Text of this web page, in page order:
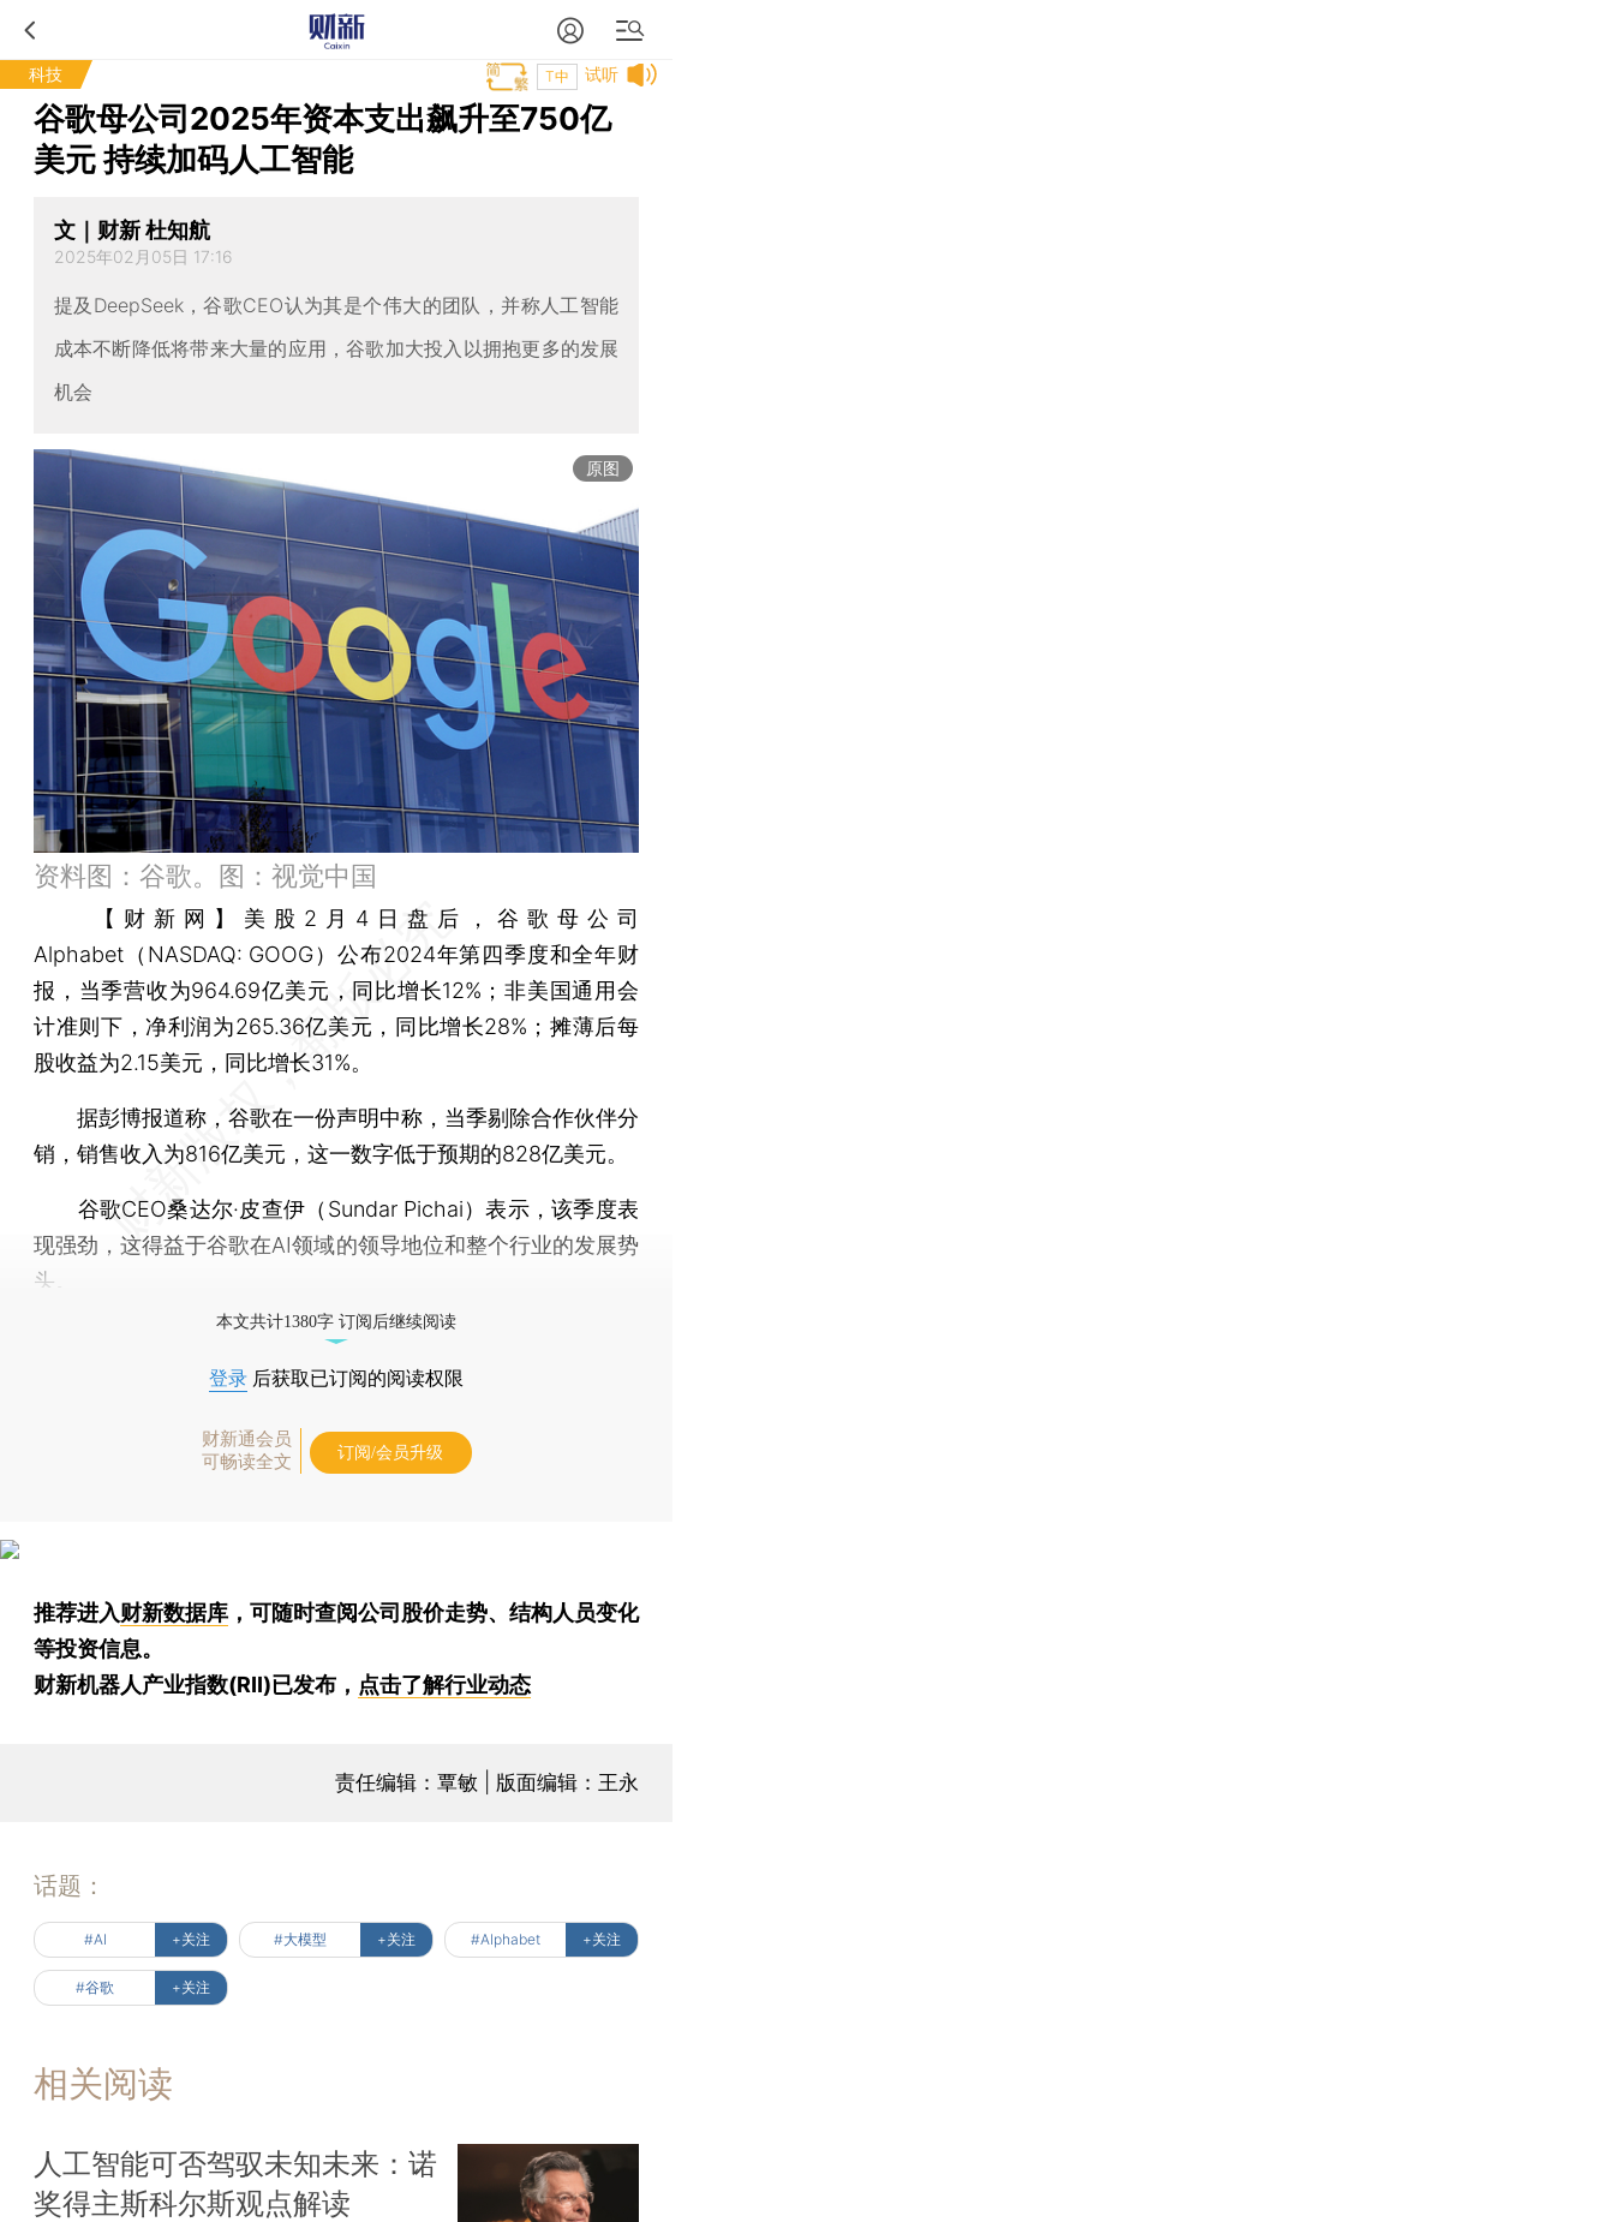
科技 试听
T中
谷歌母公司2025年资本支出飙升至750亿
美元 持续加码人工智能
文｜财新 杜知航
2025年02月05日 17:16
提及DeepSeek，谷歌CEO认为其是个伟大的团队，并称人工智能
成本不断降低将带来大量的应用，谷歌加大投入以拥抱更多的发展
机会
原图
资料图：谷歌。图：视觉中国
【财新网】 美股2月4日盘后，谷歌母公司
Alphabet（NASDAQ: GOOG）公布2024年第四季度和全年财
报，当季营收为964.69亿美元，同比增长12%；非美国通用会
计准则下，净利润为265.36亿美元，同比增长28%；摊薄后每
股收益为2.15美元，同比增长31%。
据彭博报道称，谷歌在一份声明中称，当季剔除合作伙伴分
销，销售收入为816亿美元，这一数字低于预期的828亿美元。
谷歌CEO桑达尔·皮查伊（Sundar Pichai）表示，该季度表
现强劲，这得益于谷歌在AI领域的领导地位和整个行业的发展势
头。
本文共计1380字 订阅后继续阅读
登录 后获取已订阅的阅读权限
财新通会员
可畅读全文
订阅/会员升级
推荐进入财新数据库 ，可随时查阅公司股价走势、结构人员变化
等投资信息。
财新机器人产业指数(RII)已发布， 点击了解行业动态
责任编辑：覃敏 | 版面编辑：王永
话题：
#AI +关注 #大模型 +关注 #Alphabet +关注
#谷歌 +关注
相关阅读
人工智能可否驾驭未知未来：诺
奖得主斯科尔斯观点解读